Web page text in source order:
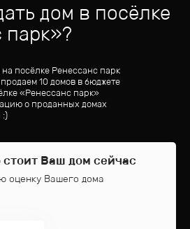
дом в посёлке
парк»?
посёлке Ренессанс парк
10 домов в бюджете
«Ренессанс парк»
о проданных домах
:)
стоит Ваш дом сейчас
оценку Вашего дома